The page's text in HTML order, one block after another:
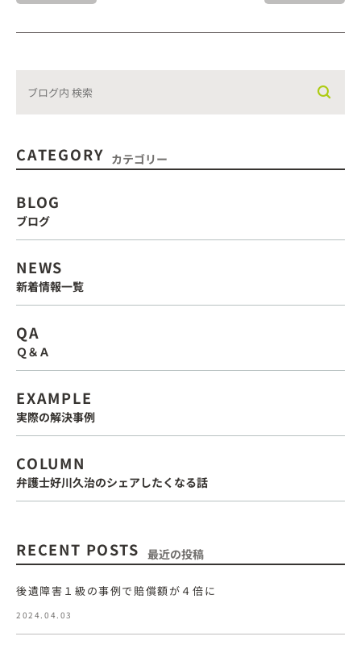
CATEGORY カテゴリー
BLOG
ブログ
NEWS
新着情報一覧
QA
Ｑ＆Ａ
EXAMPLE
実際の解決事例
COLUMN
弁護士好川久治のシェアしたくなる話
RECENT POSTS 最近の投稿
後遺障害１級の事例で賠償額が４倍に
2024.04.03